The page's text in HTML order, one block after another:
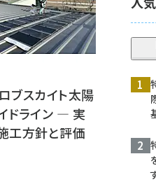
ブスカイト太陽
ドライン ― 実
工方針と評価